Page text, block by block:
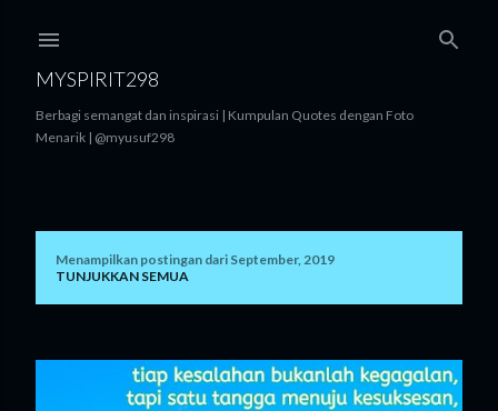
MYSPIRIT298
Berbagi semangat dan inspirasi | Kumpulan Quotes dengan Foto
Menarik | @myusuf298
s
Menampilkan postingan dari September, 2019
TUNJUKKAN SEMUA